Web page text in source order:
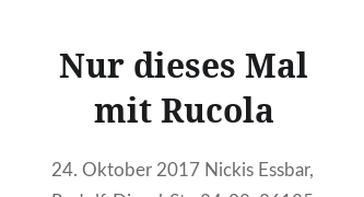
Nur dieses Mal
mit Rucola
24. Oktober 2017 Nickis Essbar,